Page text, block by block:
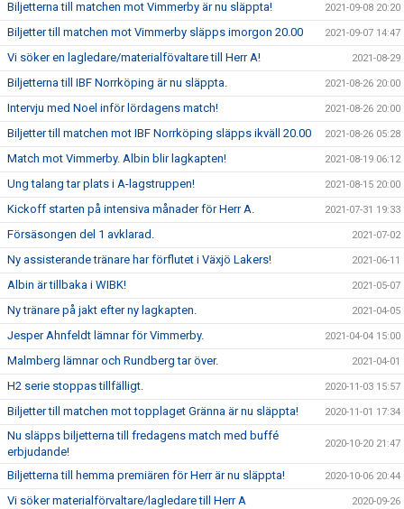
Biljetterna till matchen mot Vimmerby är nu släppta! 2021-09-08 20:20
Biljetter till matchen mot Vimmerby släpps imorgon 20.00 2021-09-07 14:47
Vi söker en lagledare/materialfövaltare till Herr A! 2021-08-29
Biljetterna till IBF Norrköping är nu släppta. 2021-08-26 20:00
Intervju med Noel inför lördagens match! 2021-08-26 20:00
Biljetter till matchen mot IBF Norrköping släpps ikväll 20.00 2021-08-26 05:28
Match mot Vimmerby. Albin blir lagkapten! 2021-08-19 06:12
Ung talang tar plats i A-lagstruppen! 2021-08-15 20:00
Kickoff starten på intensiva månader för Herr A. 2021-07-31 19:33
Försäsongen del 1 avklarad. 2021-07-02
Ny assisterande tränare har förflutet i Växjö Lakers! 2021-06-11
Albin är tillbaka i WIBK! 2021-05-07
Ny tränare på jakt efter ny lagkapten. 2021-04-05
Jesper Ahnfeldt lämnar för Vimmerby. 2021-04-04 15:00
Malmberg lämnar och Rundberg tar över. 2021-04-01
H2 serie stoppas tillfälligt. 2020-11-03 15:57
Biljetter till matchen mot topplaget Gränna är nu släppta! 2020-11-01 17:34
Nu släpps biljetterna till fredagens match med buffé
erbjudande!
2020-10-20 21:47
Biljetterna till hemma premiären för Herr är nu släppta! 2020-10-06 20:44
Vi söker materialförvaltare/lagledare till Herr A 2020-09-26